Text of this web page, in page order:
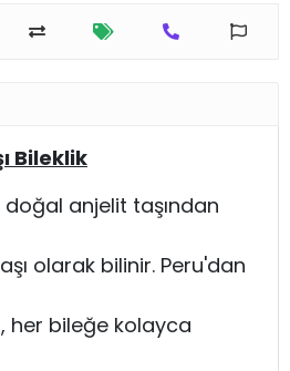
Bileklik
anjelit taşından
olarak bilinir. Peru'dan
her bileğe kolayca